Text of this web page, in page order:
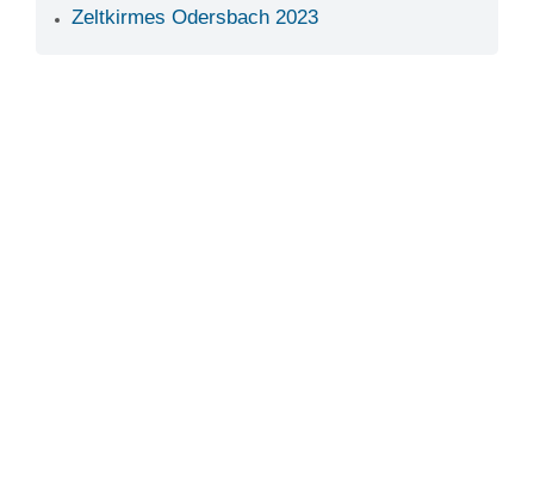
Zeltkirmes Odersbach 2023